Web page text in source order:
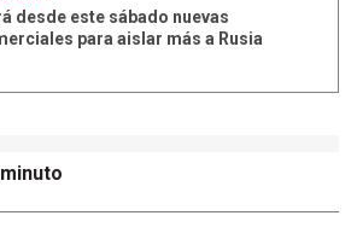
desde este sábado nuevas
para aislar más a Rusia